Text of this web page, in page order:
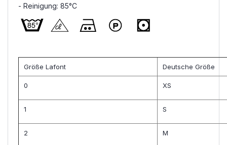
- Reinigung: 85°C
Größe Lafont Deutsche Größe
0 XS
1 S
2 M